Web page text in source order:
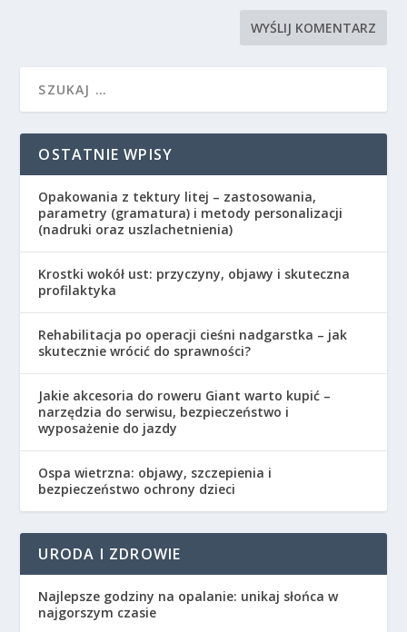
OSTATNIE WPISY
Opakowania z tektury litej – zastosowania,
parametry (gramatura) i metody personalizacji
(nadruki oraz uszlachetnienia)
Krostki wokół ust: przyczyny, objawy i skuteczna
profilaktyka
Rehabilitacja po operacji cieśni nadgarstka – jak
skutecznie wrócić do sprawności?
Jakie akcesoria do roweru Giant warto kupić –
narzędzia do serwisu, bezpieczeństwo i
wyposażenie do jazdy
Ospa wietrzna: objawy, szczepienia i
bezpieczeństwo ochrony dzieci
URODA I ZDROWIE
Najlepsze godziny na opalanie: unikaj słońca w
najgorszym czasie